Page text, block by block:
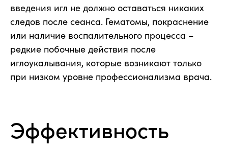
введения игл не должно оставаться никаких
следов после сеанса. Гематомы, покраснение
или наличие воспалительного процесса –
редкие побочные действия после
иглоукалывания, которые возникают только
при низком уровне профессионализма врача.
Эффективность